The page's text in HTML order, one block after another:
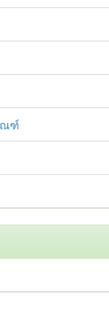
ณฑ์